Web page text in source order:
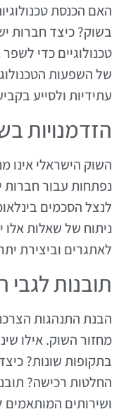
האם הכנסת
בשוק? כיצד חברות
טכנולוגיים כדי
של השפעות
עתידיות ולסייע
הזדמנויות
השוק הישראלי אינו
נפתחות עבור חברות
לנצל הסכמים
ניתוח של שאלות אלו
לאתגרים וביצירת
תובנות
הבנת התנהגות
מחזור השוק. אילו
בתקופות שונות?
החלטות רכישה?
ושירותים